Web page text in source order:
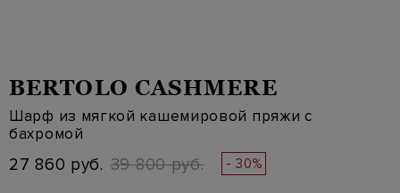
BERTOLO CASHMERE
Шарф из мягкой кашемировой пряжи с
бахромой
27 860 руб. 39 800 руб. - 30%